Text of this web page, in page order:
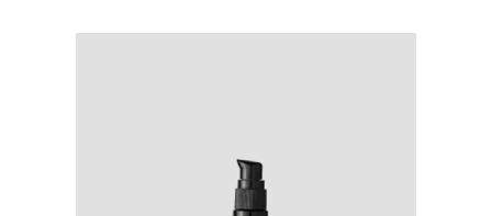
Adaugă review